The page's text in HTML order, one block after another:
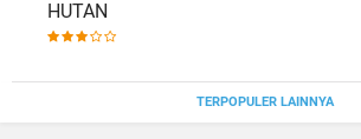
HUTAN
TERPOPULER LAINNYA